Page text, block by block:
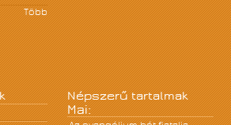
Több
Népszerű tartalmak
Mai: